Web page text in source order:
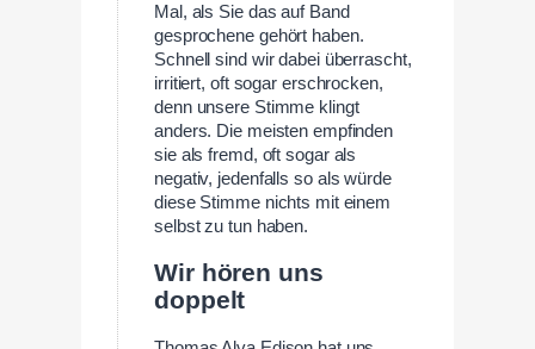
Mal, als Sie das auf Band
gesprochene gehört haben.
Schnell sind wir dabei überrascht,
irritiert, oft sogar erschrocken,
denn unsere Stimme klingt
anders. Die meisten empfinden
sie als fremd, oft sogar als
negativ, jedenfalls so als würde
diese Stimme nichts mit einem
selbst zu tun haben.
Wir hören uns
doppelt